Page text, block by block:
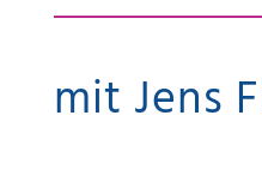
mit Jens